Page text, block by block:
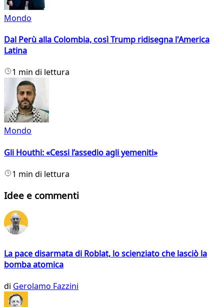
Mondo
Dal Perù alla Colombia, così Trump ridisegna l'America
Latina
1 min di lettura
Mondo
Gli Houthi: «Cessi l’assedio agli yemeniti»
1 min di lettura
Idee e commenti
La pace disarmata di Roblat, lo scienziato che lasciò la
bomba atomica
di Gerolamo Fazzini